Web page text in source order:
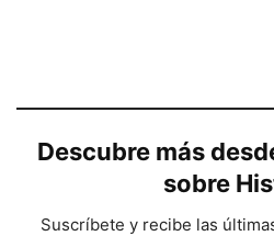
Descubre más
sobre
Suscríbete y recibe las